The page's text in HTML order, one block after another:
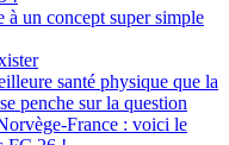
à un concept super simple
santé physique que la
penche sur la question
France : voici le